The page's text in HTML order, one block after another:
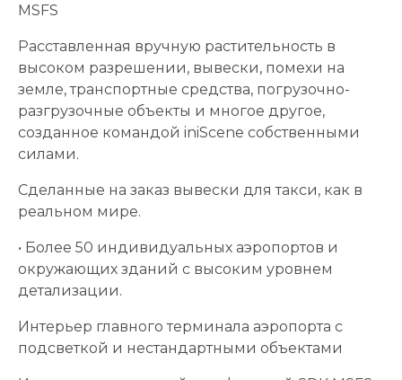
MSFS
Расставленная вручную растительность в
высоком разрешении, вывески, помехи на
земле, транспортные средства, погрузочно-
разгрузочные объекты и многое другое,
созданное командой iniScene собственными
силами.
Сделанные на заказ вывески для такси, как в
реальном мире.
• Более 50 индивидуальных аэропортов и
окружающих зданий с высоким уровнем
детализации.
Интерьер главного терминала аэропорта с
подсветкой и нестандартными объектами